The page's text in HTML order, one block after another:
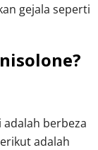
gejala seperti
berbeza
adalah